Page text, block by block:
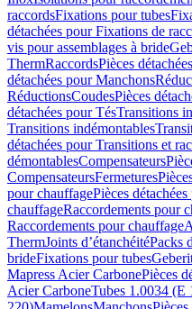
raccordsFixations pour tubes
détachées pour Fixations de
vis pour assemblages à bride
ThermRaccordsPièces
détachées pour Manchons
RéductionsCoudesPièces
détachées pour TésTransitions
Transitions indémontables
détachées pour Transitions et
démontablesCompensateurs
CompensateursFermetures
pour chauffagePièces
chauffageRaccordements pour
Raccordements pour chauffage
ThermJoints d’étanchéitéPacks
brideFixations pour tubes
Mapress Acier CarbonePièces
Acier CarboneTubes 1.0034 (E